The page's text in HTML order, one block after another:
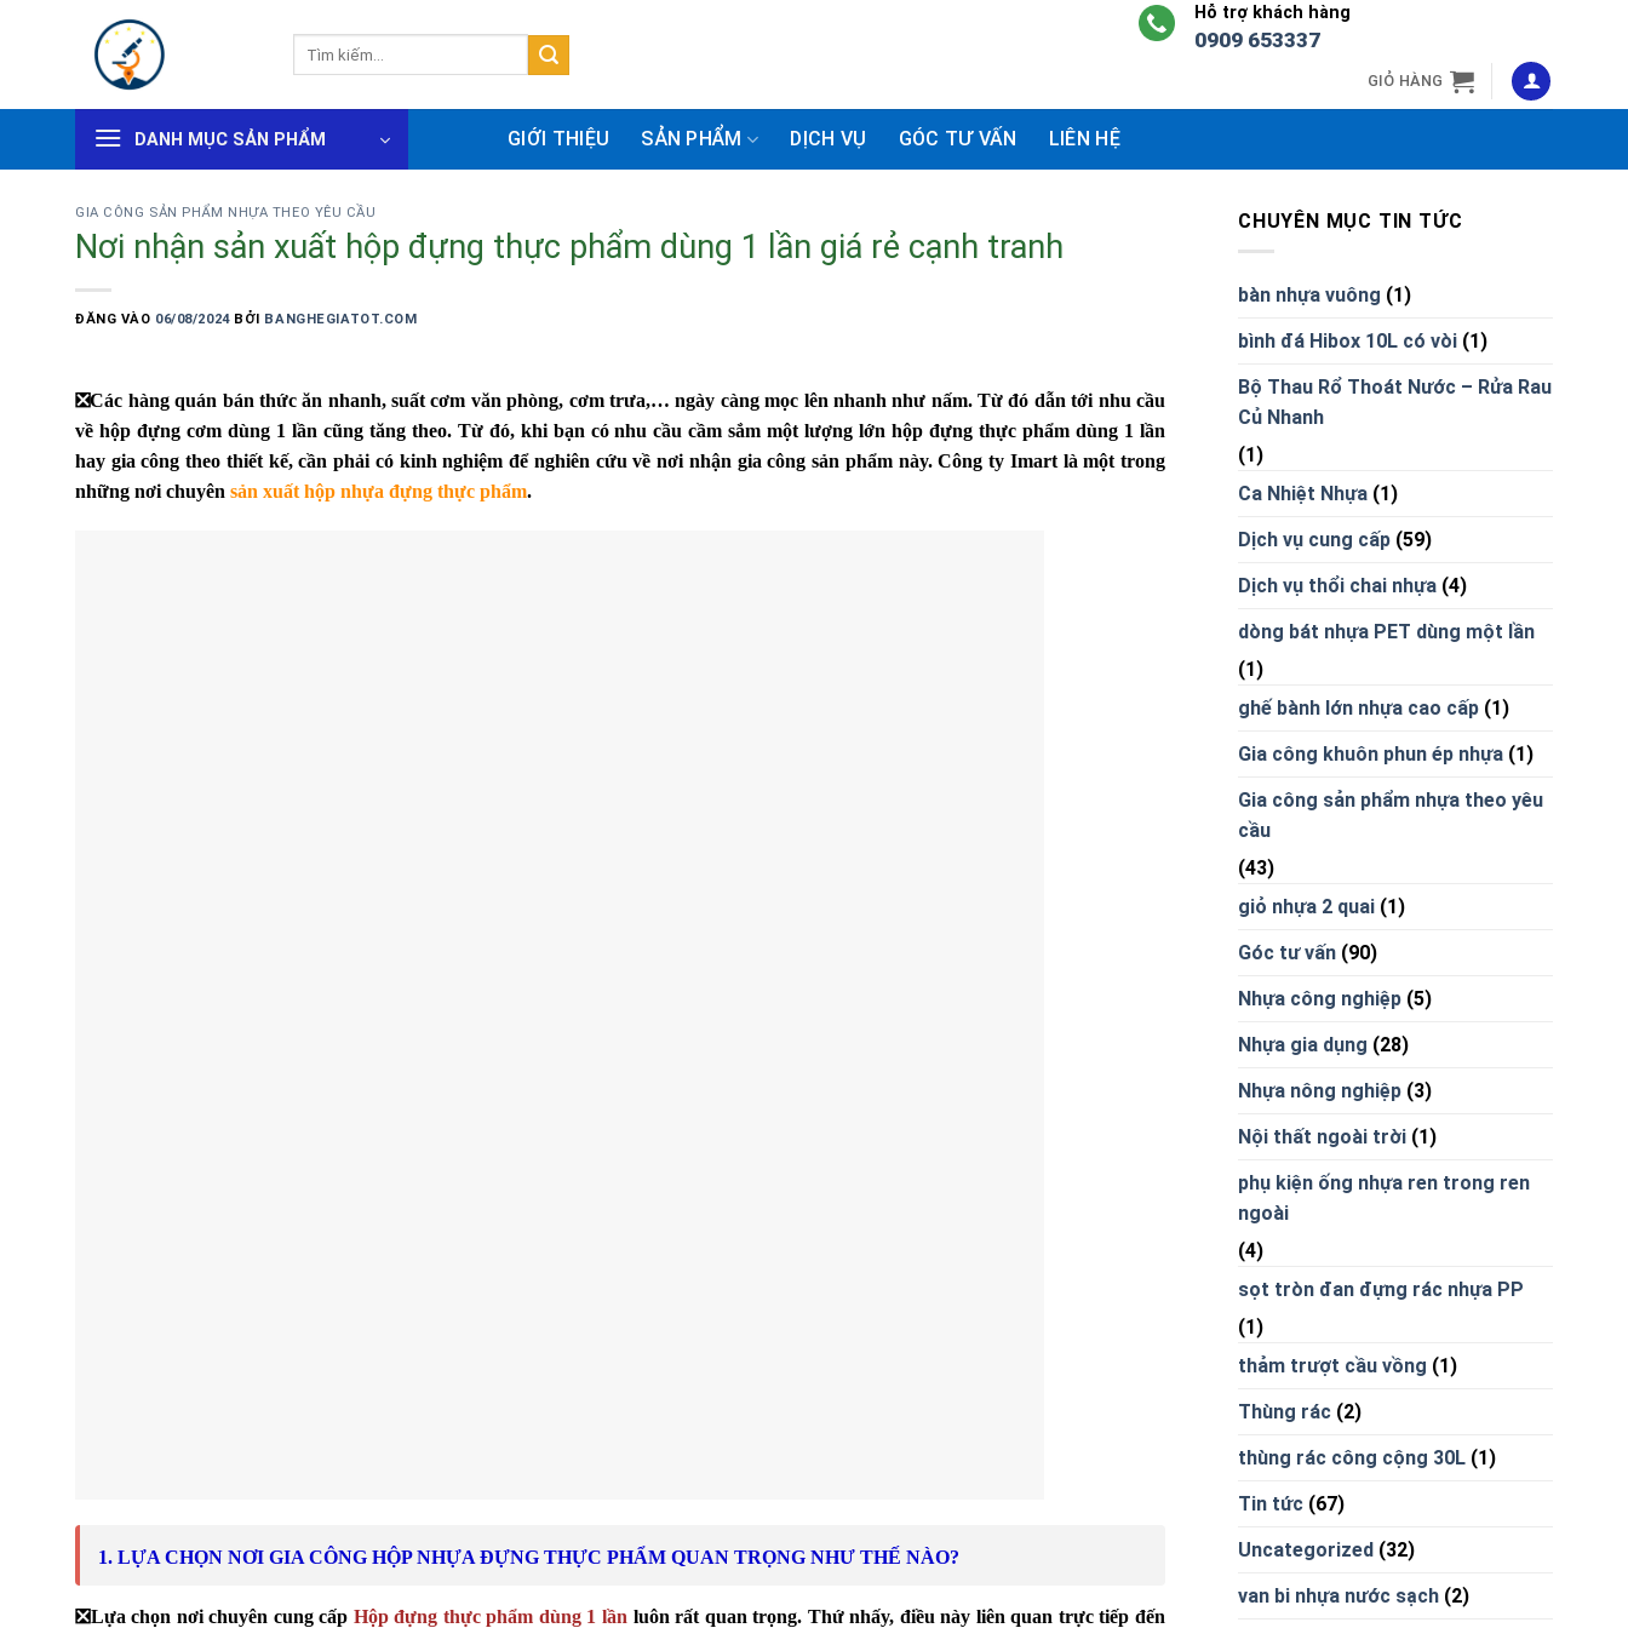
dung
Hỗ trợ khách hàng
0909 653337
GIỎ HÀNG
DANH MỤC SẢN PHẨM GIỚI THIỆU SẢN PHẨM DỊCH VỤ GÓC TƯ VẤN LIÊN HỆ
GIA CÔNG SẢN PHẨM NHỰA THEO YÊU CẦU
Nơi nhận sản xuất hộp đựng thực phẩm dùng 1 lần giá rẻ cạnh tranh
ĐĂNG VÀO 06/08/2024 BỞI BANGHEGIATOT.COM
❎Các hàng quán bán thức ăn nhanh, suất cơm văn phòng, cơm trưa,… ngày càng mọc lên nhanh như nấm. Từ đó dẫn tới nhu cầu
về hộp đựng cơm dùng 1 lần cũng tăng theo. Từ đó, khi bạn có nhu cầu cầm sắm một lượng lớn hộp đựng thực phẩm dùng 1 lần
hay gia công theo thiết kế, cần phải có kinh nghiệm để nghiên cứu về nơi nhận gia công sản phẩm này. Công ty Imart là một trong
những nơi chuyên sản xuất hộp nhựa đựng thực phẩm.
1. LỰA CHỌN NƠI GIA CÔNG HỘP NHỰA ĐỰNG THỰC PHẨM QUAN TRỌNG NHƯ THẾ NÀO?
❎Lựa chọn nơi chuyên cung cấp Hộp đựng thực phẩm dùng 1 lần luôn rất quan trọng. Thứ nhấy, điều này liên quan trực tiếp đến
CHUYÊN MỤC TIN TỨC
bàn nhựa vuông (1)
bình đá Hibox 10L có vòi (1)
Bộ Thau Rổ Thoát Nước – Rửa Rau
Củ Nhanh
(1)
Ca Nhiệt Nhựa (1)
Dịch vụ cung cấp (59)
Dịch vụ thổi chai nhựa (4)
dòng bát nhựa PET dùng một lần
(1)
ghế bành lớn nhựa cao cấp (1)
Gia công khuôn phun ép nhựa (1)
Gia công sản phẩm nhựa theo yêu
cầu
(43)
giỏ nhựa 2 quai (1)
Góc tư vấn (90)
Nhựa công nghiệp (5)
Nhựa gia dụng (28)
Nhựa nông nghiệp (3)
Nội thất ngoài trời (1)
phụ kiện ống nhựa ren trong ren
ngoài
(4)
sọt tròn đan đựng rác nhựa PP
(1)
thảm trượt cầu vồng (1)
Thùng rác (2)
thùng rác công cộng 30L (1)
Tin tức (67)
Uncategorized (32)
van bi nhựa nước sạch (2)